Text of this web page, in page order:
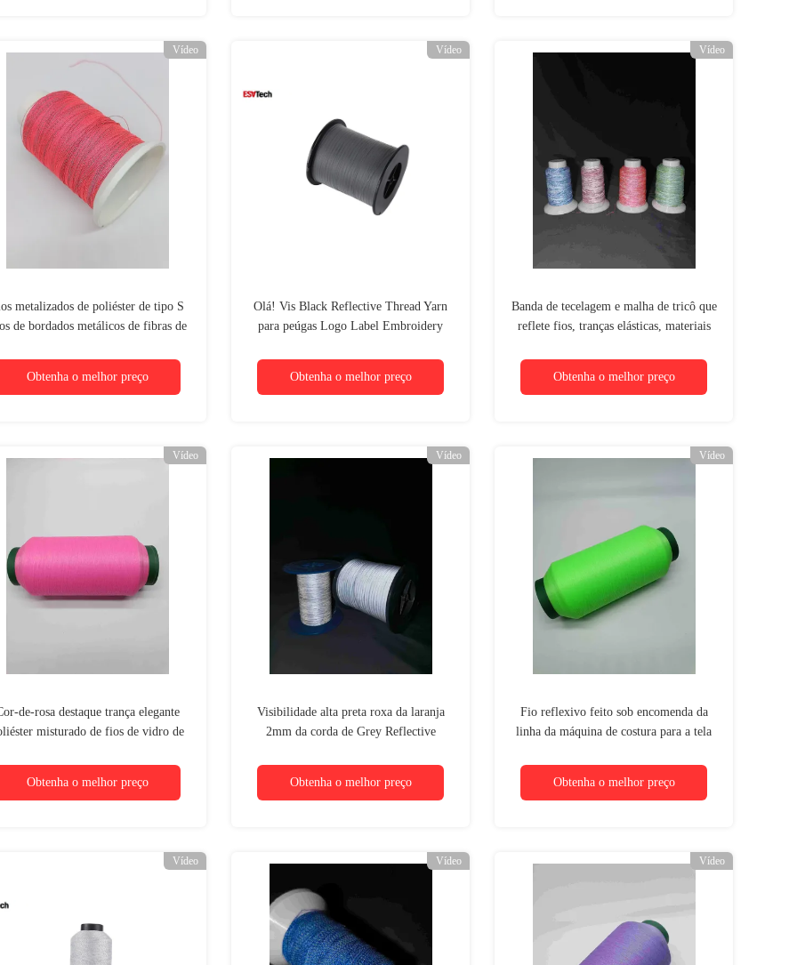
Vídeo
metalizados de poliéster de tipo S
de bordados metálicos de fibras de
Obtenha o melhor preço
Vídeo
Olá! Vis Black Reflective Thread Yarn
para peúgas Logo Label Embroidery
Obtenha o melhor preço
Vídeo
Banda de tecelagem e malha de tricô que
reflete fios, tranças elásticas, materiais
Obtenha o melhor preço
Vídeo
de-rosa destaque trança elegante
misturado de fios de vidro de
Obtenha o melhor preço
Vídeo
Visibilidade alta preta roxa da laranja
2mm da corda de Grey Reflective
Obtenha o melhor preço
Vídeo
Fio reflexivo feito sob encomenda da
linha da máquina de costura para a tela
Obtenha o melhor preço
Vídeo Vídeo Vídeo